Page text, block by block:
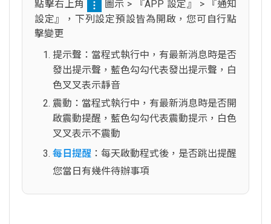
點擊右上角
圖示 > 『APP 設定』 > 『通知
設定』，下列設定預設皆為開啟，您可自行點
擊變更
提示聲：當程式執行中，有最新消息時是否
發出提示聲，藍色勾勾代表發出提示聲，白
色叉叉表示靜音
震動：當程式執行中，有最新消息時是否開
啟震動提醒，藍色勾勾代表震動提示，白色
叉叉表示不震動
每日提醒 ：每天啟動程式後，是否跳出提醒
您當日有幾件待辦事項